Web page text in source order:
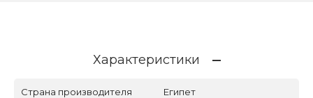
Характеристики
Страна производителя Египет